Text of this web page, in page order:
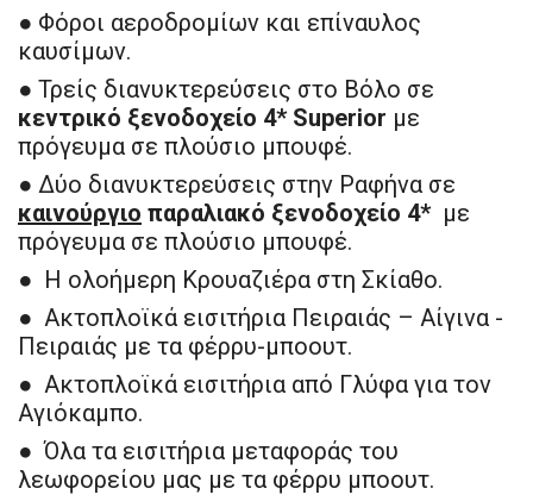
● Φόροι αεροδρομίων και επίναυλος
καυσίμων.
● Τρείς διανυκτερεύσεις στο Βόλο σε
κεντρικό ξενοδοχείο 4* Superior με
πρόγευμα σε πλούσιο μπουφέ.
● Δύο διανυκτερεύσεις στην Ραφήνα σε
καινούργιο παραλιακό ξενοδοχείο 4*με
πρόγευμα σε πλούσιο μπουφέ.
● Η ολοήμερη Κρουαζιέρα στη Σκίαθο.
● Ακτοπλοϊκά εισιτήρια Πειραιάς – Αίγινα -
Πειραιάς με τα φέρρυ-μποουτ.
● Ακτοπλοϊκά εισιτήρια από Γλύφα για τον
Αγιόκαμπο.
● Όλα τα εισιτήρια μεταφοράς του
λεωφορείου μας με τα φέρρυ μποουτ.